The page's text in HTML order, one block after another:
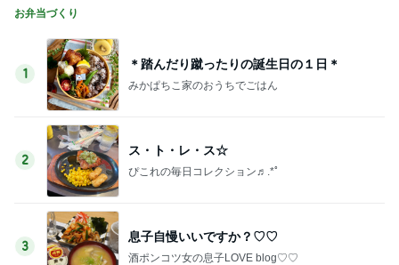
お弁当づくり
1
＊踏んだり蹴ったりの誕生日の１日＊
みかぱちこ家のおうちでごはん
2
ス・ト・レ・ス☆
ぴこれの毎日コレクション♬.*ﾟ
3
息子自慢いいですか？♡♡
酒ポンコツ女の息子LOVE blog♡♡